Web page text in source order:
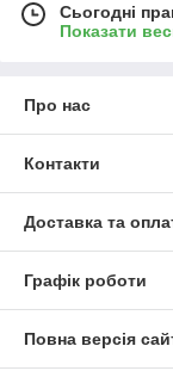
Сьогодні
Показати
Про нас
Контакти
Доставка та
Графік роботи
Повна версія